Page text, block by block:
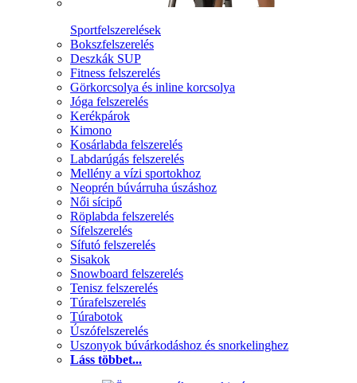
Sportfelszerelések
Bokszfelszerelés
Deszkák SUP
Fitness felszerelés
Görkorcsolya és inline korcsolya
Jóga felszerelés
Kerékpárok
Kimono
Kosárlabda felszerelés
Labdarúgás felszerelés
Mellény a vízi sportokhoz
Neoprén búvárruha úszáshoz
Női sícipő
Röplabda felszerelés
Sífelszerelés
Sífutó felszerelés
Sisakok
Snowboard felszerelés
Tenisz felszerelés
Túrafelszerelés
Túrabotok
Úszófelszerelés
Uszonyok búvárkodáshoz és snorkelinghez
Láss többet...